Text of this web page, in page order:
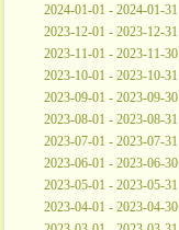
2024-01-01 - 2024-01-31
2023-12-01 - 2023-12-31
2023-11-01 - 2023-11-30
2023-10-01 - 2023-10-31
2023-09-01 - 2023-09-30
2023-08-01 - 2023-08-31
2023-07-01 - 2023-07-31
2023-06-01 - 2023-06-30
2023-05-01 - 2023-05-31
2023-04-01 - 2023-04-30